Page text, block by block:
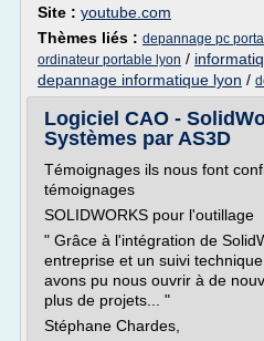
Site : youtube.com
Thèmes liés : depannage pc
ordinateur portable lyon /
depannage informatique lyon /
Logiciel CAO -
Systèmes par AS3D
Témoignages ils nous font
témoignages
SOLIDWORKS pour l'outillage
" Grâce à l'intégration de
entreprise et un suivi
avons pu nous ouvrir à de
plus de projets... "
Stéphane Chardes,